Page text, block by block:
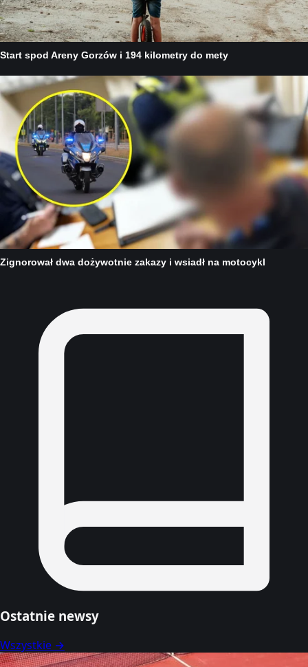
Ostatnie newsy
Wszystkie →